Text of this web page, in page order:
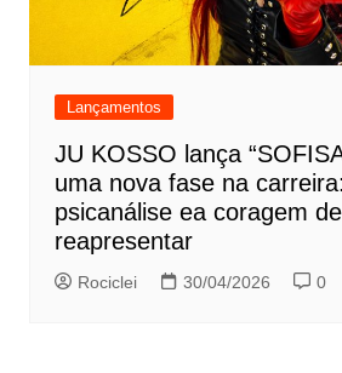
Lançamentos
JU KOSSO lança
uma nova fase na
psicanálise ea coragem
reapresentar
Rociclei 30/04/2026 0